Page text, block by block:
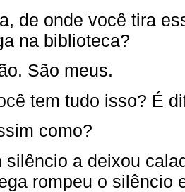
de onde você tira
na biblioteca?
São meus.
tem tudo isso? É
como?
silêncio a deixou
rompeu o silêncio